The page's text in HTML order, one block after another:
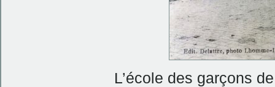
L’école des garçons